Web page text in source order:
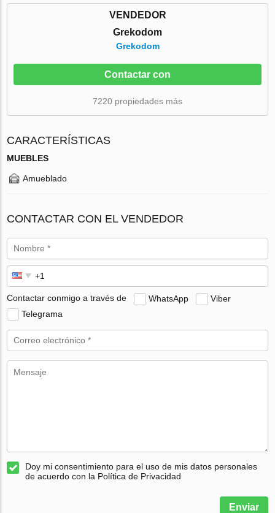
VENDEDOR
Grekodom
Grekodom
Contactar con
7220 propiedades más
CARACTERÍSTICAS
MUEBLES
Amueblado
CONTACTAR CON EL VENDEDOR
Contactar conmigo a través de WhatsApp
Viber
Telegrama
Doy mi consentimiento para el uso de mis datos personales
de acuerdo con la Política de Privacidad
Enviar